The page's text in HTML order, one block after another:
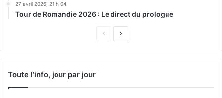
27 avril 2026, 21 h 04
Tour de Romandie 2026 : Le direct du prologue
Page
Page
Toute l’info, jour par jour